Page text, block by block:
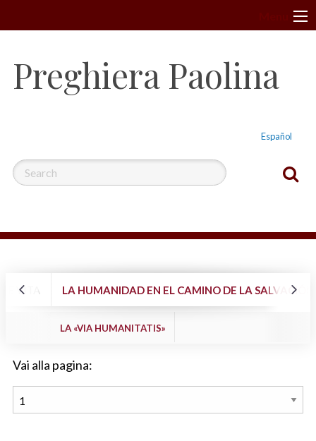
k
t
Español
Preghiera Paolina
E VITA LA HUMANIDAD EN EL CAMINO DE LA SALVACIÓN
LA «VIA HUMANITATIS»
Vai alla pagina: